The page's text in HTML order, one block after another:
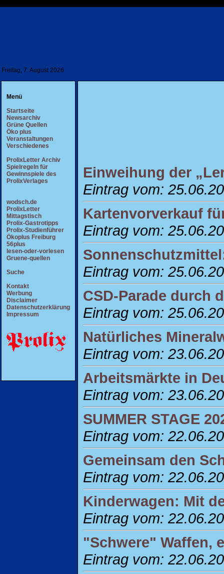
Freitag, 7. August 2026
Menü
Startseite
Newsarchiv
Grüne Quellen
Öko plus
Veranstaltungen
Verschiedenes
ProlixLetter Archiv
Spielregeln für
Gewinnspiele des
ProlixVerlages
wodsch.de
ProlixLetter
Mittagstisch
Prolix-Gastrotipps
Prolix-Studienführer
Ökoplus Freiburg
56plus
lesen-oder-vorlesen
Gruene-quellen
Suche
Kontakt
Werbung
Disclaimer
Datenschutzerklärung
Impressum
Einweihung der
Eintrag vom:
Kartenvorverkauf
Eintrag vom:
Eintrag vom:
CSD-Parade durch
Eintrag vom:
Natürliches
Eintrag vom:
Arbeitsmärkte in
Eintrag vom:
SUMMER STAGE
Eintrag vom:
Gemeinsam den
Eintrag vom:
Kinderwagen: Mit
Eintrag vom:
"Schwere" Waffen,
Eintrag vom: